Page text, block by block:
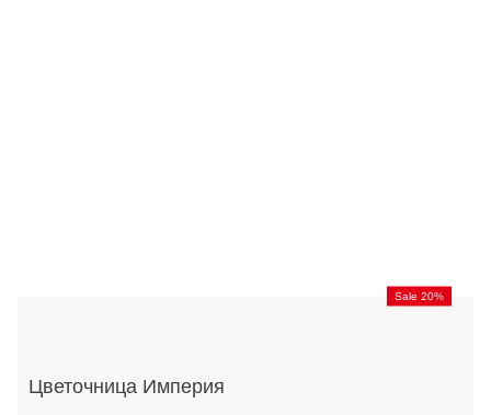
Sale 20%
Цветочница Империя